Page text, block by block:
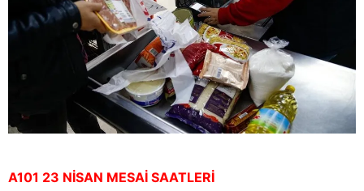
A101 23 NİSAN MESAİ SAATLERİ